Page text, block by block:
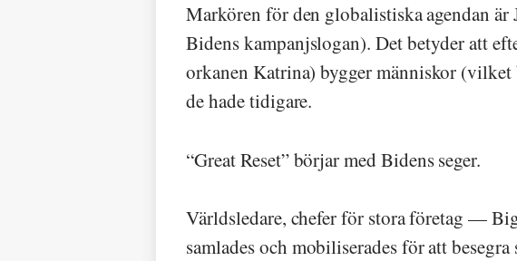
Markören för den globalistiska agendan
Bidens kampanjslogan). Det betyder att
orkanen Katrina) bygger människor
de hade tidigare.
“Great Reset” börjar med Bidens seger.
Världsledare, chefer för stora företag —
samlades och mobiliserades för att